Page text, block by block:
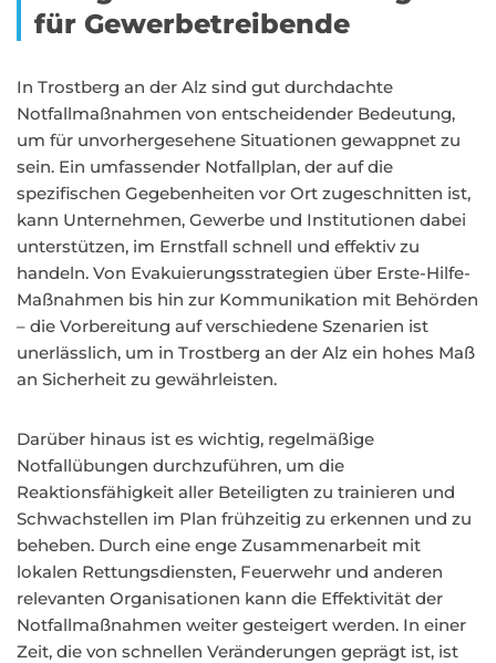
für Gewerbetreibende
In Trostberg an der Alz sind gut durchdachte
Notfallmaßnahmen von entscheidender Bedeutung,
um für unvorhergesehene Situationen gewappnet zu
sein. Ein umfassender Notfallplan, der auf die
spezifischen Gegebenheiten vor Ort zugeschnitten ist,
kann Unternehmen, Gewerbe und Institutionen dabei
unterstützen, im Ernstfall schnell und effektiv zu
handeln. Von Evakuierungsstrategien über Erste-Hilfe-
Maßnahmen bis hin zur Kommunikation mit Behörden
– die Vorbereitung auf verschiedene Szenarien ist
unerlässlich, um in Trostberg an der Alz ein hohes Maß
an Sicherheit zu gewährleisten.
Darüber hinaus ist es wichtig, regelmäßige
Notfallübungen durchzuführen, um die
Reaktionsfähigkeit aller Beteiligten zu trainieren und
Schwachstellen im Plan frühzeitig zu erkennen und zu
beheben. Durch eine enge Zusammenarbeit mit
lokalen Rettungsdiensten, Feuerwehr und anderen
relevanten Organisationen kann die Effektivität der
Notfallmaßnahmen weiter gesteigert werden. In einer
Zeit, die von schnellen Veränderungen geprägt ist, ist